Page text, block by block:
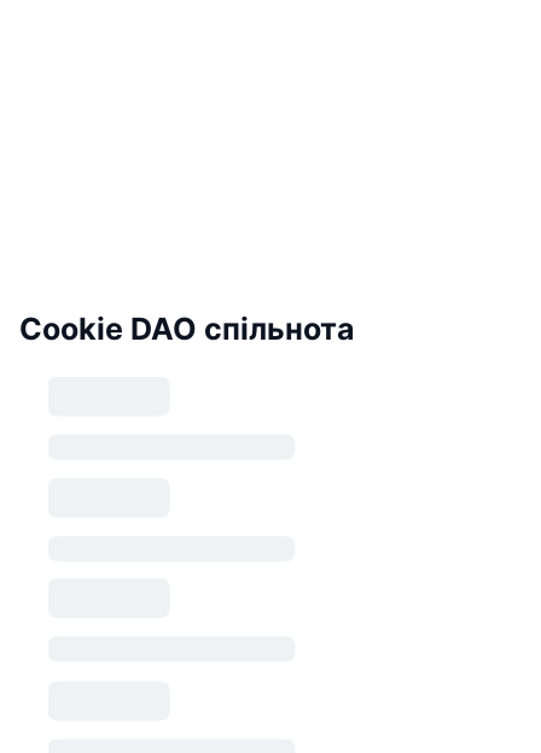
Cookie DAO спільнота